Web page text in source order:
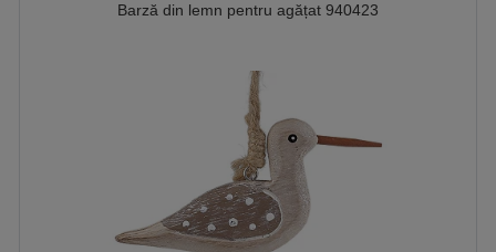
Barză din lemn pentru agățat 940423